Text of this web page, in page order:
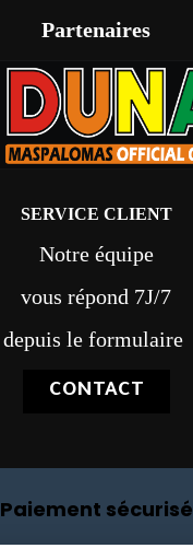
Partenaires
SERVICE CLIENT
Notre équipe
vous répond 7J/7
depuis le formulaire
CONTACT
Paiement sécurisé